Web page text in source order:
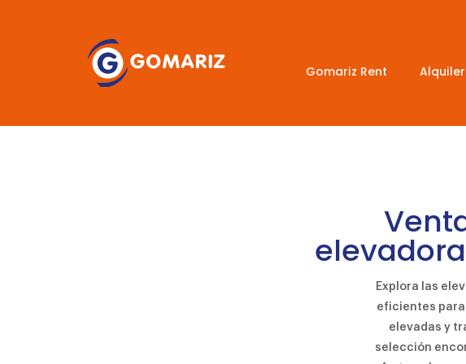
Gomariz Rent Alquiler
Explora las
eficientes
elevadas y
selección